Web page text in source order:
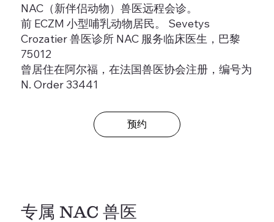
NAC（新伴侣动物）兽医远程会诊。
前 ECZM 小型哺乳动物居民。 Sevetys
Crozatier 兽医诊所 NAC 服务临床医生，巴黎
75012
曾居住在阿尔福，在法国兽医协会注册，编号为
N. Order 33441
预约
专属 NAC 兽医